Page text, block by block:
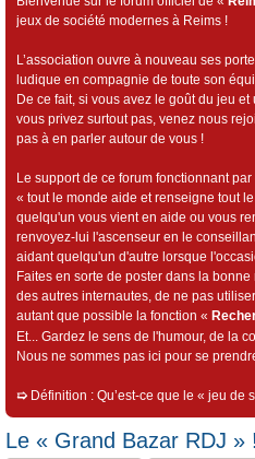
jeux de société modernes à Reims !
L’association ouvre à nouveau ses
ludique en compagnie de toute son
De ce fait, si vous avez le goût du jeu
vous privez surtout pas, venez nous
pas à en parler autour de vous !
Le support de ce forum fonctionnant
« tout le monde aide et renseigne tout
quelqu'un vous vient en aide ou vous
renvoyez-lui l'ascenseur en le
aidant quelqu'un d'autre lorsque
Faites en sorte de poster dans la
des autres internautes, de ne pas
autant que possible la fonction «
Et... Gardez le sens de l'humour, de la
Nous ne sommes pas ici pour se
➯ Définition : Qu’est-ce que le « jeu de
Le « Grand Bazar RDJ » !